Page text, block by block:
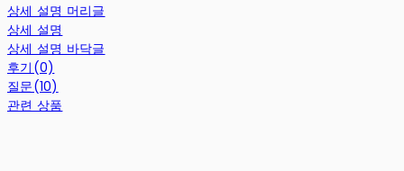
상세 설명 머리글
상세 설명
상세 설명 바닥글
후기(0)
질문(10)
관련 상품